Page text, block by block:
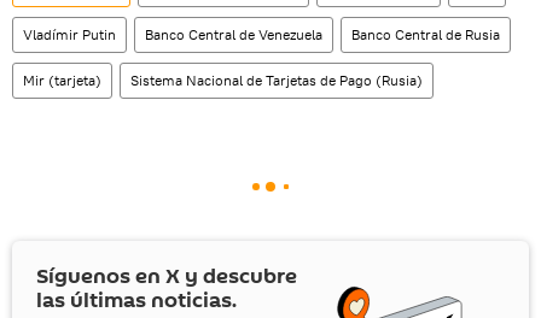
Vladímir Putin Banco Central de Venezuela Banco Central de Rusia
Mir (tarjeta) Sistema Nacional de Tarjetas de Pago (Rusia)
Síguenos en X y descubre
las últimas noticias.